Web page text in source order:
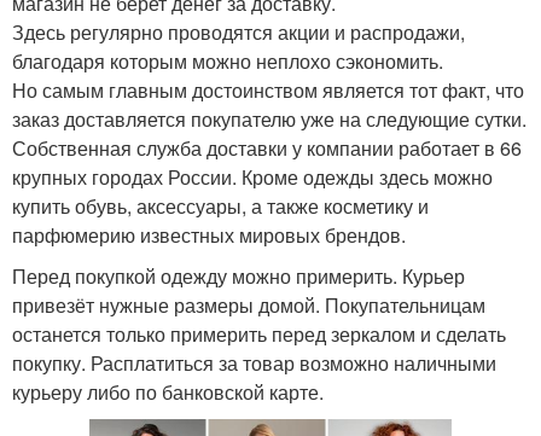
Здесь регулярно проводятся акции и распродажи,
благодаря которым можно неплохо сэкономить.
Но самым главным достоинством является тот факт, что
заказ доставляется покупателю уже на следующие сутки.
Собственная служба доставки у компании работает в 66
крупных городах России. Кроме одежды здесь можно
купить обувь, аксессуары, а также косметику и
парфюмерию известных мировых брендов.
Перед покупкой одежду можно примерить. Курьер
привезёт нужные размеры домой. Покупательницам
останется только примерить перед зеркалом и сделать
покупку. Расплатиться за товар возможно наличными
курьеру либо по банковской карте.